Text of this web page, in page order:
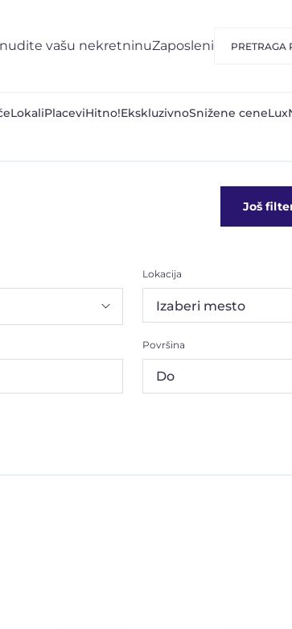
vašu nekretninuZaposleni
LokaliPlaceviHitno!EkskluzivnoSnižene ceneLux
Još
Lokacija
Izaberi mesto
Površina